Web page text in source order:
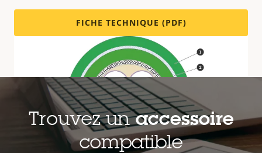
FICHE TECHNIQUE (PDF)
Trouvez unaccessoire
compatible